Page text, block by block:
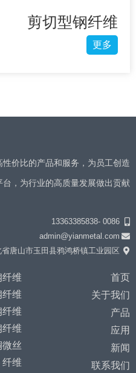
剪切型钢纤维
更多
价比的产品和服务，为员工创造
，为行业的高质量发展做出贡献。
0086 -13363385838
admin@yianmetal.com
省唐山市玉田县鸦鸿桥镇工业园区
首页
关于我们
产品
应用
新闻
联系我们
纤维
纤维
纤维
纤维
微丝
纤维